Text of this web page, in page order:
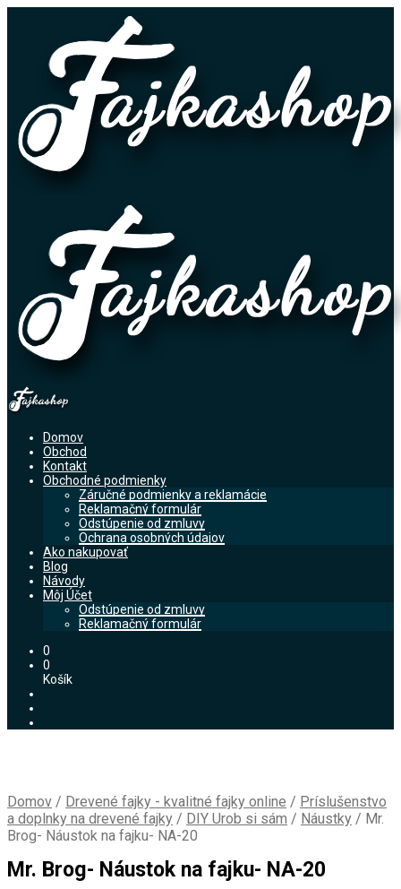
Domov
Obchod
Kontakt
Obchodné podmienky
Záručné podmienky a reklamácie
Reklamačný formulár
Odstúpenie od zmluvy
Ochrana osobných údajov
Ako nakupovať
Blog
Návody
Môj Účet
Odstúpenie od zmluvy
Reklamačný formulár
0
0
Košík
Domov / Drevené fajky - kvalitné fajky online / Príslušenstvo
a doplnky na drevené fajky / DIY Urob si sám / Náustky / Mr.
Brog- Náustok na fajku- NA-20
Mr. Brog- Náustok na fajku- NA-20